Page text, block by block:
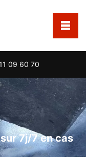
09 60 70
7j/7 en cas